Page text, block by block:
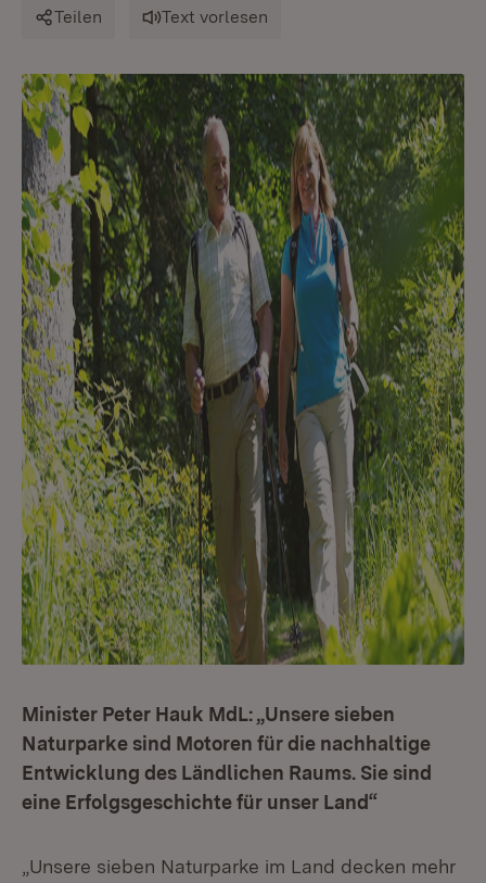
Teilen Text vorlesen
Minister Peter Hauk MdL: „Unsere sieben
Naturparke sind Motoren für die nachhaltige
Entwicklung des Ländlichen Raums. Sie sind
eine Erfolgsgeschichte für unser Land“
„Unsere sieben Naturparke im Land decken mehr